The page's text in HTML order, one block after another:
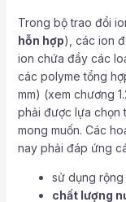
Trong bộ trao đổi
hỗn hợp), các ion
ion chứa đầy các
các polyme tổng
mm) (xem chương
phải được lựa chọn
mong muốn. Các
nay phải đáp ứng
sử dụng
chất lượng